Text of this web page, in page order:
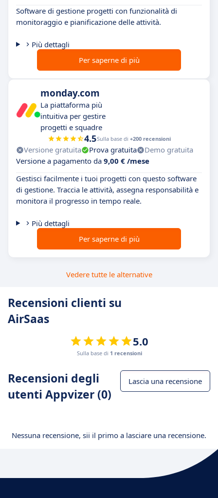
Software di gestione progetti con funzionalità di
monitoraggio e pianificazione delle attività.
Più dettagli
Per saperne di più
monday.com
La piattaforma più
intuitiva per gestire
progetti e squadre
4.5Sulla base di +200 recensioni
Versione gratuita Prova gratuita
Demo gratuita
Versione a pagamento da 9,00 € /mese
Gestisci facilmente i tuoi progetti con questo software
di gestione. Traccia le attività, assegna responsabilità e
monitora il progresso in tempo reale.
Più dettagli
Per saperne di più
Vedere tutte le alternative
Recensioni clienti su
AirSaas
5.0
Sulla base di 1 recensioni
Recensioni degli
utenti Appvizer (0)
Lascia una recensione
Nessuna recensione, sii il primo a lasciare una recensione.